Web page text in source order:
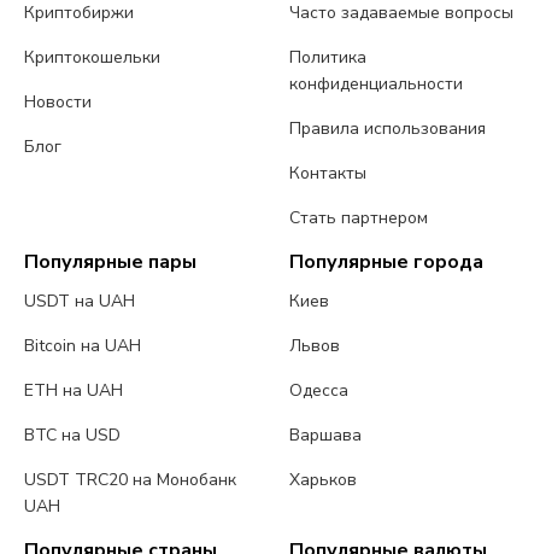
Криптобиржи
Криптокошельки
Новости
Блог
Часто задаваемые вопросы
Политика
конфиденциальности
Правила использования
Контакты
Стать партнером
Популярные пары
USDT на UAH
Bitcoin на UAH
ETH на UAH
BTC на USD
USDT TRC20 на Монобанк
UAH
Популярные города
Киев
Львов
Одесса
Варшава
Харьков